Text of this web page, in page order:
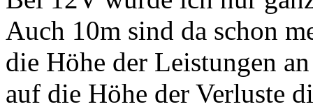
Auch 10m sind da schon
die Höhe der Leistungen
auf die Höhe der Verluste